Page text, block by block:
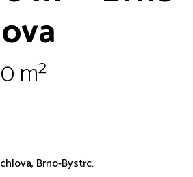
m²
Brno-Bystrc.